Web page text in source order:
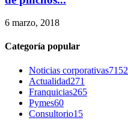
6 marzo, 2018
Categoría popular
Noticias corporativas7152
Actualidad271
Franquicias265
Pymes60
Consultorio15